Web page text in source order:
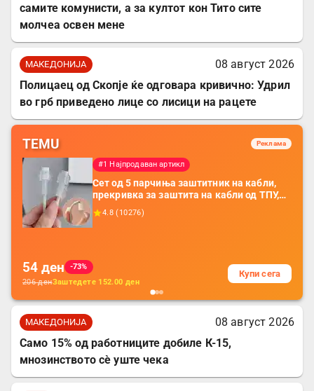
самите комунисти, а за култот кон Тито сите
молчеа освен мене
МАКЕДОНИЈА
08 август 2026
Полицаец од Скопје ќе одговара кривично: Удрил
во грб приведено лице со лисици на рацете
TEMU Реклама
#1 Најпродаван артикл
Сет од 5 парчиња заштитник на кабли,
прекривка за заштита на кабли од ТПУ,
додатоци за заштита на кабли, без
батерија, за мобилни телефони, комплет
4.8 (10276)
54 ден
-73%
206денЗаштедете 152.00 ден
Купи сега
МАКЕДОНИЈА
08 август 2026
Само 15% од работниците добиле К-15,
мнозинството сè уште чека